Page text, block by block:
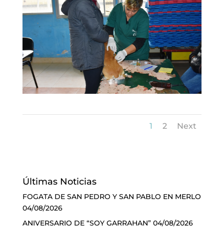
1 2 Next
Últimas Noticias
FOGATA DE SAN PEDRO Y SAN PABLO EN MERLO
04/08/2026
ANIVERSARIO DE “SOY GARRAHAN” 04/08/2026